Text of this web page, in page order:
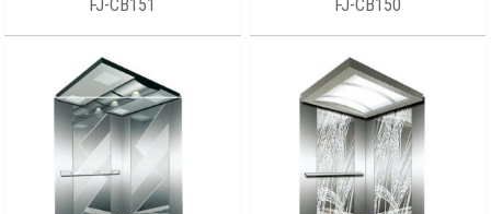
FJ-CB151 FJ-CB150